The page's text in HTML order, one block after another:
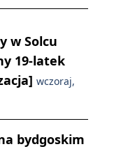
w Solcu
19-latek
wczoraj,
bydgoskim